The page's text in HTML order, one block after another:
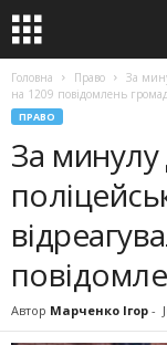
Головна Право
За
на 1209 повідомлень
ПРАВО
За
Автор Марченко Ігор -